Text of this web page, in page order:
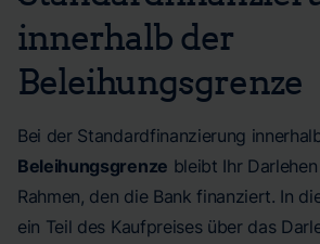
innerhalb der
Beleihungsgrenze
Bei der Standardfinanzierung
Beleihungsgrenze bleibt Ihr
Rahmen, den die Bank finanziert. In
ein Teil des Kaufpreises über das